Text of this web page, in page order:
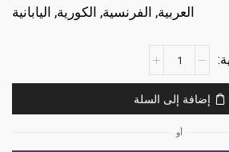
العربية, الفرنسية, الكورية, اليابانية
Evil
4
إضافة إلى السلة
أو